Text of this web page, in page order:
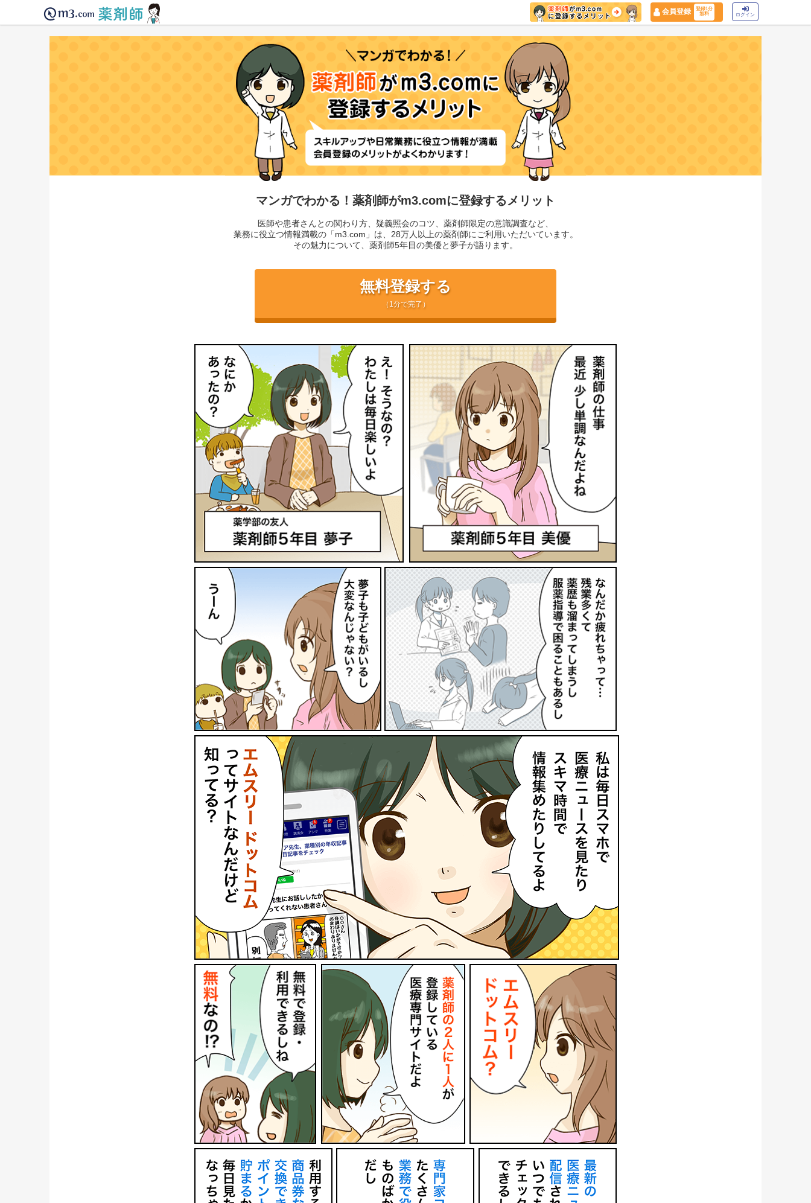
会員登録
登録1分
無料
ログイン
マンガでわかる！薬剤師がm3.comに登録するメリット
医師や患者さんとの関わり方、疑義照会のコツ、薬剤師限定の意識調査など、
業務に役立つ情報満載の「m3.com」は、28万人以上の薬剤師にご利用いただいています。
その魅力について、薬剤師5年目の美優と夢子が語ります。
無料登録する
（1分で完了）